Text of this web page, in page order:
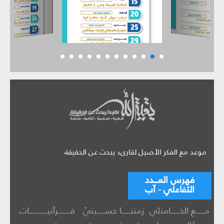
موعد مع الفكر الأصيل لقارىء يبحث عن الحقيقة
فهرس العـــدد
التفاعلي - آب
مــــــع الخــــــامنئي زمننــــــا حســـــينيّ
قــــــــرآنيــــــــــــات